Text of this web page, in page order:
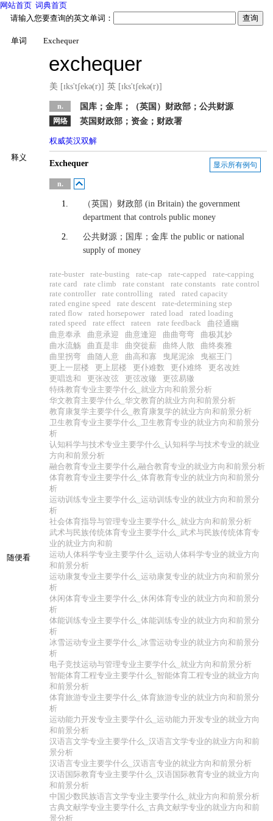
网站首页 词典首页
请输入您要查询的英文单词：
单词 Exchequer
释义
exchequer
美 [ɪks'tʃekə(r)] 英 [ɪks'tʃekə(r)]
n. 国库；金库；（英国）财政部；公共财源
网络 英国财政部；资金；财政署
权威英汉双解
Exchequer 显示所有例句
n.
1. （英国）财政部 (in Britain) the government
department that controls public money
2. 公共财源；国库；金库 the public or national
supply of money
随便看
rate-buster rate-busting rate-cap rate-capped
rate-capping
rate card
rate climb rate constant rate constants
rate control
rate controller
rate controlling rated
rated capacity
rated engine speed
rate descent
rate-determining step
rated flow
rated horsepower rated load
rated loading
rated speed
rate effect rateen rate feedback
曲径通幽
曲意奉承
曲意承迎 曲意逢迎 曲曲弯弯
曲极其妙
曲水流觞
曲直是非 曲突徙薪 曲终人散
曲终奏雅
曲里拐弯
曲随人意 曲高和寡 曳尾泥涂
曳裾王门
更上一层楼
更上层楼 更仆难数 更仆难终
更名改姓
更唱迭和
更张改弦 更弦改辙
更弦易辙
特殊教育专业主要学什么_就业方向和前景分析
华文教育主要学什么_华文教育的就业方向和前景分析
教育康复学主要学什么_教育康复学的就业方向和前景分析
卫生教育专业主要学什么_卫生教育专业的就业方向和前景分
析
认知科学与技术专业主要学什么_认知科学与技术专业的就业
方向和前景分析
融合教育专业主要学什么,融合教育专业的就业方向和前景分析
体育教育专业主要学什么_体育教育专业的就业方向和前景分
析
运动训练专业主要学什么_运动训练专业的就业方向和前景分
析
社会体育指导与管理专业主要学什么_就业方向和前景分析
武术与民族传统体育专业主要学什么_武术与民族传统体育专
业的就业方向和前
运动人体科学专业主要学什么_运动人体科学专业的就业方向
和前景分析
运动康复专业主要学什么_运动康复专业的就业方向和前景分
析
休闲体育专业主要学什么_休闲体育专业的就业方向和前景分
析
体能训练专业主要学什么_体能训练专业的就业方向和前景分
析
冰雪运动专业主要学什么_冰雪运动专业的就业方向和前景分
析
电子竞技运动与管理专业主要学什么_就业方向和前景分析
智能体育工程专业主要学什么_智能体育工程专业的就业方向
和前景分析
体育旅游专业主要学什么_体育旅游专业的就业方向和前景分
析
运动能力开发专业主要学什么_运动能力开发专业的就业方向
和前景分析
汉语言文学专业主要学什么_汉语言文学专业的就业方向和前
景分析
汉语言专业主要学什么_汉语言专业的就业方向和前景分析
汉语国际教育专业主要学什么_汉语国际教育专业的就业方向
和前景分析
中国少数民族语言文学专业主要学什么_就业方向和前景分析
古典文献学专业主要学什么_古典文献学专业的就业方向和前
景分析